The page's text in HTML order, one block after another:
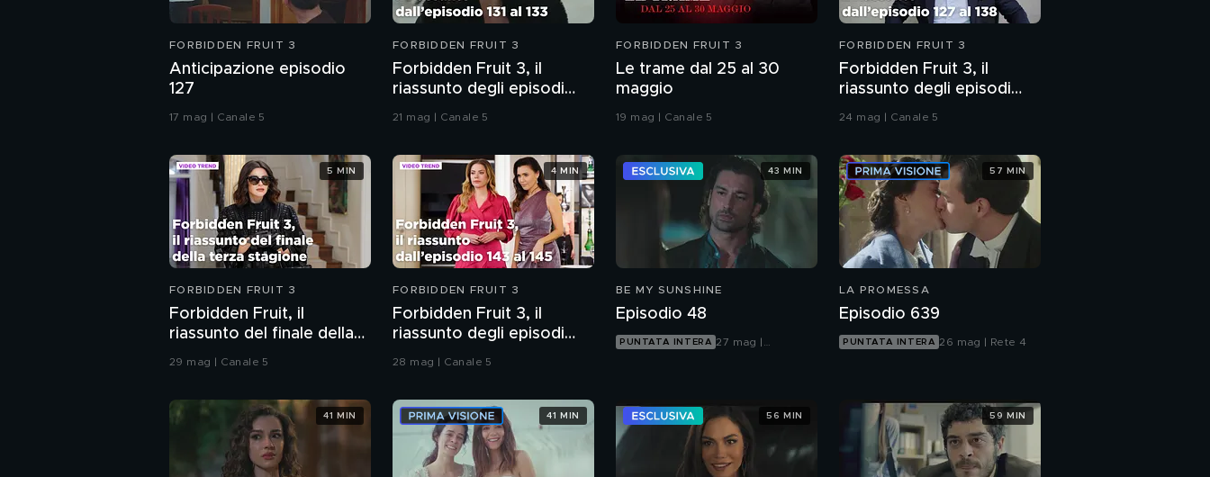
FORBIDDEN FRUIT 3
Anticipazione episodio
127
17 mag | Canale 5
FORBIDDEN FRUIT 3
Forbidden Fruit 3, il
riassunto degli episodi
131-133
21 mag | Canale 5
FORBIDDEN FRUIT 3
Le trame dal 25 al 30
maggio
19 mag | Canale 5
FORBIDDEN FRUIT 3
Forbidden Fruit 3, il
riassunto degli episodi
127-138
24 mag | Canale 5
FORBIDDEN FRUIT 3
Forbidden Fruit, il
riassunto del finale della
terza stagione
29 mag | Canale 5
5 MIN
FORBIDDEN FRUIT 3
Forbidden Fruit 3, il
riassunto degli episodi
143-145
28 mag | Canale 5
4 MIN
BE MY SUNSHINE
Episodio 48
PUNTATA INTERA 27 mag |
43 MIN
LA PROMESSA
Episodio 639
PUNTATA INTERA 26 mag | Rete 4
57 MIN
41 MIN 41 MIN 56 MIN 59 MIN